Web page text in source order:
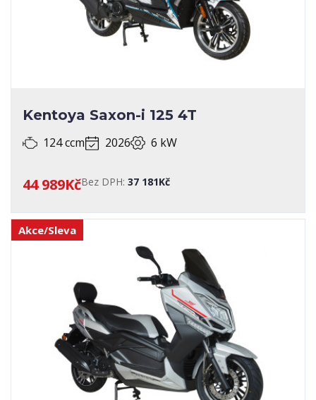
Kentoya Saxon-i 125 4T
124 ccm 2026 6 kW
44 989KčBez DPH: 37 181Kč
Akce/Sleva